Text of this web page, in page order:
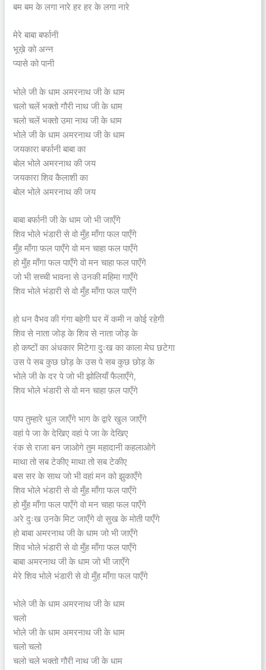
बम बम के लगा नारे हर हर के लगा नारे
मेरे बाबा बर्फानी
भूख़े को अन्न
प्यासे को पानी
भोले जी के धाम अमरनाथ जी के धाम
चलो चलें भक्तो गौरी नाथ जी के धाम
चलो चलें भक्तो उमा नाथ जी के धाम
भोले जी के धाम अमरनाथ जी के धाम
जयकारा बर्फानी बाबा का
बोल भोले अमरनाथ की जय
जयकारा शिव कैलाशी का
बोल भोले अमरनाथ की जय
बाबा बर्फानी जी के धाम जो भी जाएँगे
शिव भोले भंडारी से वो मुँह माँगा फल पाएँगे
मुँह माँगा फल पाएँगे वो मन चाहा फल पाएँगे
हो मुँह माँगा फल पाएँगे वो मन चाहा फल पाएँगे
जो भी सच्ची भावना से उनकी महिमा गाएँगे
शिव भोले भंडारी से वो मुँह माँगा फल पाएँगे
हो धन वैभव की गंगा बहेगी घर में कमी न कोई रहेगी
शिव से नाता जोड़ के शिव से नाता जोड़ के
हो कष्टों का अंधकार मिटेगा दुःख का काला मेघ छटेगा
उस पे सब कुछ छोड़ के उस पे सब कुछ छोड़ के
भोले जी के दर पे जो भी झोलियाँ फैलाएँगे,
शिव भोले भंडारी से वो मन चाहा फ़ल पाएँगे
पाप तुम्हारे धुल जाएँगे भाग के द्वारे खुल जाएँगे
वहां पे जा के देखिए वहां पे जा के देखिए
रंक से राजा बन जाओगे तुम महादानी कहलाओगे
माथा तो सब टेकीए माथा तो सब टेकीए
बस सर के साथ जो भी वहां मन को झुकाएँगे
शिव भोले भंडारी से वो मुँह माँगा फल पाएँगे
हो मुँह माँगा फल पाएँगे वो मन चाहा फल पाएँगे
अरे दुःख उनके मिट जाएँगे वो सुख के मोती पाएँगे
हो बाबा अमरनाथ जी के धाम जो भी जाएँगे
शिव भोले भंडारी से वो मुँह माँगा फल पाएँगे
बाबा अमरनाथ जी के धाम जो भी जाएँगे
मेरे शिव भोले भंडारी से वो मुँह माँगा फल पाएँगे
भोले जी के धाम अमरनाथ जी के धाम
चलो
भोले जी के धाम अमरनाथ जी के धाम
चलो चलो
चलो चले भक्तो गौरी नाथ जी के धाम